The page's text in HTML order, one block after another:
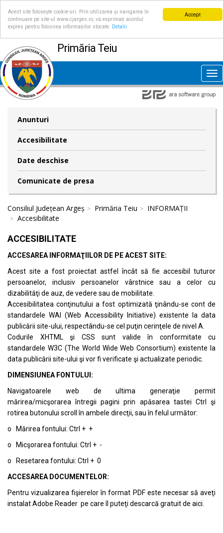
Accept
Acest site folosește cookie-uri. Prin utilizarea și navigarea în
continuare pe site-ul www.cjarges.ro, vă exprimați acordul
expres pentru folosirea informațiilor stocate.
Detalii
Primăria Teiu
Anunturi
Accesibilitate
Date deschise
Comunicate de presa
Consiliul Județean Argeș Primăria Teiu
INFORMAȚII
Accesibilitate
ACCESIBILITATE
ACCESAREA INFORMAŢIILOR DE PE ACEST SITE:
Acest site a fost proiectat astfel încât să fie accesibil tuturor
persoanelor, inclusiv persoanelor vârstnice sau a celor cu
dizabilităţi de auz, de vedere sau de mobilitate.
Accesibilitatea conţinutului a fost optimizată ţinându-se cont de
standardele WAI (Web Accessibility Initiative) existente la data
publicării site-ului, respectându-se cel puţin cerinţele de nivel A.
Codurile XHTML şi CSS sunt valide în conformitate cu
standardele W3C (The World Wide Web Consortium) existente la
data publicării site-ului şi vor fi verificate şi actualizate periodic.
DIMENSIUNEA FONTULUI:
Navigatoarele web de ultima generaţie permit
mărirea/micşorarea întregii pagini prin apăsarea tastei Ctrl şi
rotirea butonului scroll în ambele direcţii, sau în felul următor:
o Mărirea fontului: Ctrl + +
o Micşorarea fontului: Ctrl + -
o Resetarea fontului: Ctrl + 0
ACCESAREA DOCUMENTELOR:
Pentru vizualizarea fişierelor în format PDF este necesar să aveţi
instalat Adobe Reader pe care îl puteţi descarcă gratuit de aici.